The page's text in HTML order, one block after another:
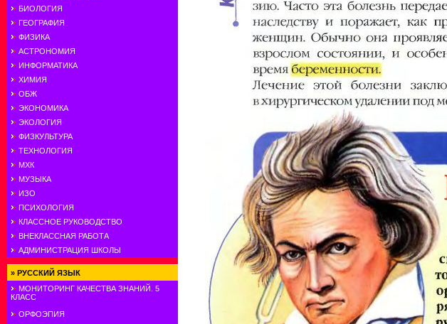
БИОЛОГИЯ
ГЕОГРАФИЯ
ФИЗИКА
АСТРОНОМИЯ
ИНФОРМАТИКА
ХИМИЯ
ОБЖ
ЭКОНОМИКА
ЭКОЛОГИЯ
ФИЗКУЛЬТУРА
ТЕХНОЛОГИЯ
МХК
МУЗЫКА
ИЗО
ПСИХОЛОГИЯ
КЛАССНОЕ РУКОВОДСТВО
ВНЕКЛАССНАЯ РАБОТА
АДМИНИСТРАЦИЯ ШКОЛЫ
» РУССКИЙ ЯЗЫК
МОНИТОРИНГ КАЧЕСТВА ЗНАНИЙ. 5
КЛАСС
ОРФОЭПИЯ